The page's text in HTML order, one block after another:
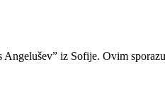
iz Sofije. Ovim